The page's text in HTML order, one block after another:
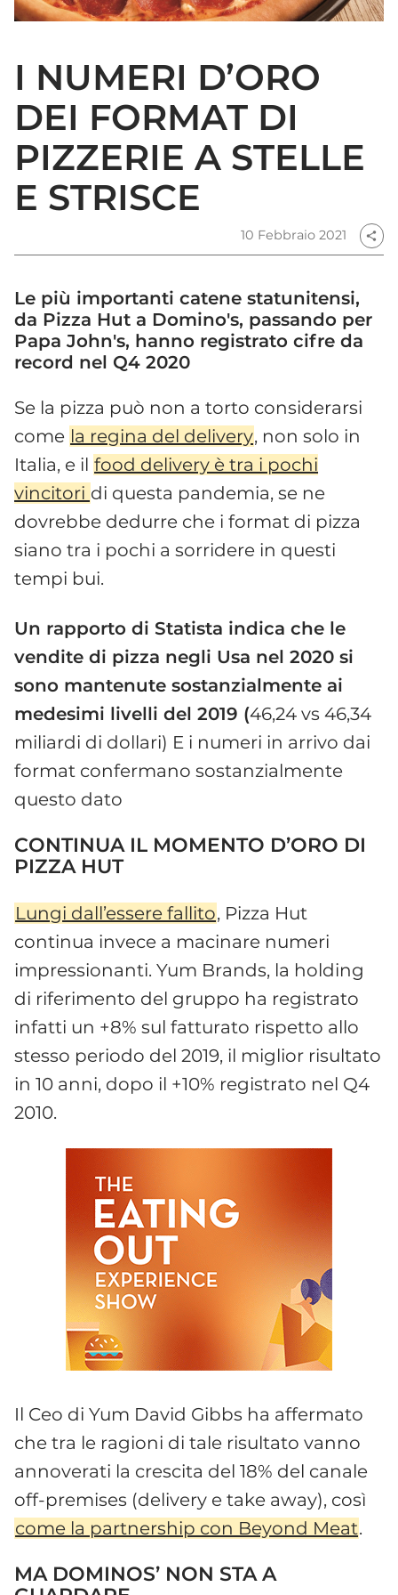
I NUMERI D’ORO
DEI FORMAT DI
PIZZERIE A STELLE
E STRISCE
10 Febbraio 2021 share
Le più importanti catene statunitensi,
da Pizza Hut a Domino's, passando per
Papa John's, hanno registrato cifre da
record nel Q4 2020
Se la pizza può non a torto considerarsi
come la regina del delivery, non solo in
Italia, e il food delivery è tra i pochi
vincitori di questa pandemia, se ne
dovrebbe dedurre che i format di pizza
siano tra i pochi a sorridere in questi
tempi bui.
Un rapporto di Statista indica che le
vendite di pizza negli Usa nel 2020 si
sono mantenute sostanzialmente ai
medesimi livelli del 2019 (46,24 vs 46,34
miliardi di dollari) E i numeri in arrivo dai
format confermano sostanzialmente
questo dato
CONTINUA IL MOMENTO D’ORO DI
PIZZA HUT
Lungi dall’essere fallito, Pizza Hut
continua invece a macinare numeri
impressionanti. Yum Brands, la holding
di riferimento del gruppo ha registrato
infatti un +8% sul fatturato rispetto allo
stesso periodo del 2019, il miglior risultato
in 10 anni, dopo il +10% registrato nel Q4
2010.
Il Ceo di Yum David Gibbs ha affermato
che tra le ragioni di tale risultato vanno
annoverati la crescita del 18% del canale
off-premises (delivery e take away), così
come la partnership con Beyond Meat.
MA DOMINOS’ NON STA A